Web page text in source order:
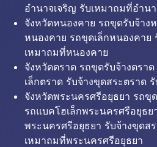
อำนาจเจริญ รับเหมาถมที่อำน
จังหวัดหนองคาย รถขุดรับจ้าง
หนองคาย รถขุดเล็กหนองคาย
เหมาถมที่หนองคาย
จังหวัดตราด รถขุดรับจ้างตรา
เล็กตราด รับจ้างขุดสระตราด
จังหวัดพระนครศรีอยุธยา รถขุ
รถแบคโฮเล็กพระนครศรีอยุธย
พระนครศรีอยุธยา รับจ้างขุดส
เหมาถมที่พระนครศรีอยุธยา